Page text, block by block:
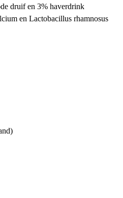
druif en 3% haverdrink
en Lactobacillus rhamnosus